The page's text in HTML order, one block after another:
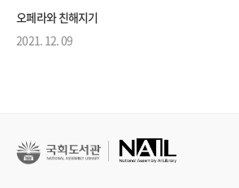
오페라와 친해지기
2021. 12. 09